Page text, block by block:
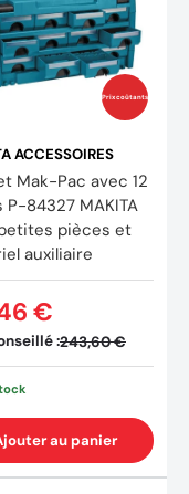
(1
Prix coûtants
ACCESSOIRES
Mak-Pac avec 12
84327 MAKITA
pièces et
auxiliaire
:243,60 €
€
au panier